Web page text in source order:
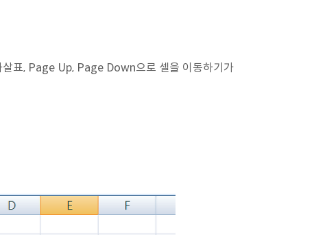
표, Page Up, Page Down으로 셀을 이동하기가